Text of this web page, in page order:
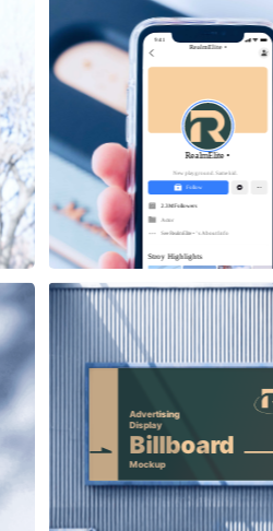
Stroy Highlights
9:41
RealmElite •
RealmElite •
New playground. Same kid.
2.3M Followers
Actor
See RealmElite • ’s About Info
Follow
Advertising
Display
Billboard
Mockup